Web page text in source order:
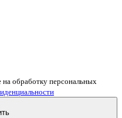
на обработку персональных